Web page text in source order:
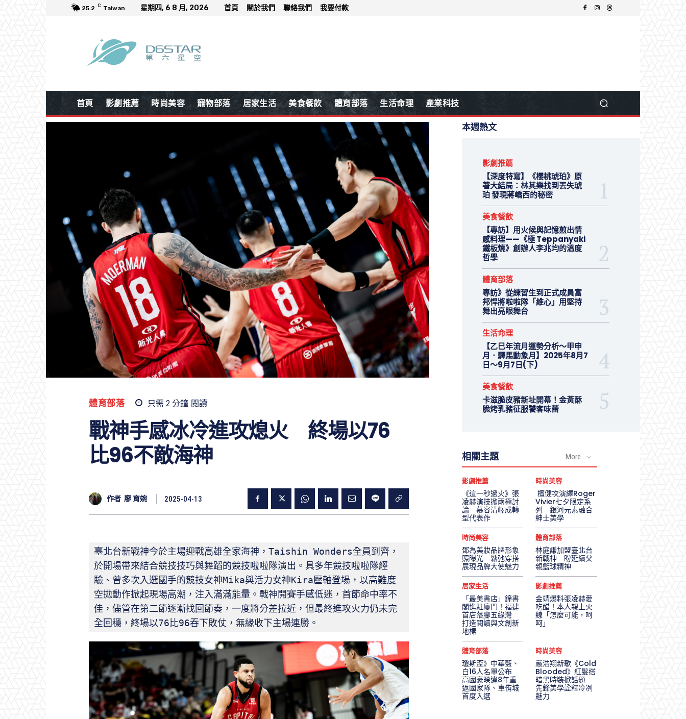
25.2 C Taiwan 星期四, 6 8 月, 2026 首頁 關於我們 聯絡我們 我要付款
首頁 影劇推薦 時尚美容 寵物部落 居家生活 美食餐飲 體育部落 生活命理 產業科技
體育部落 只需 2 分鐘 閱讀
戰神手感冰冷進攻熄火 終場以76
比96不敵海神
作者 廖 育婉 2025-04-13
臺北台新戰神今於主場迎戰高雄全家海神，Taishin Wonders全員到齊，
於開場帶來結合競技技巧與舞蹈的競技啦啦隊演出。具多年競技啦啦隊經
驗、曾多次入選國手的競技女神Mika與活力女神Kira壓軸登場，以高難度
空拋動作掀起現場高潮，注入滿滿能量。戰神開賽手感低迷，首節命中率不
佳，儘管在第二節逐漸找回節奏，一度將分差拉近，但最終進攻火力仍未完
全回穩，終場以76比96吞下敗仗，無緣收下主場連勝。
本週熱文
影劇推薦
【深度特寫】《櫻桃琥珀》原
著大結局：林其樂找到丟失琥
珀 發現蔣嶠西的秘密
美食餐飲
【專訪】用火候與記憶煎出情
感料理——《極 Teppanyaki
鐵板燒》創辦人李兆均的溫度
哲學
體育部落
專訪》從練習生到正式成員富
邦悍將啦啦隊「維心」用堅持
舞出亮眼舞台
生活命理
【乙巳年流月運勢分析～甲申
月．驛馬動象月】2025年8月7
日～9月7日(下)
美食餐飲
卡滋脆皮豬新址開幕！金黃酥
脆烤乳豬征服饕客味蕾
相關主題 More
影劇推薦
《這一秒過火》張
凌赫演技掀兩極討
論 慕容清嶧成轉
型代表作
時尚美容
檀健次演繹Roger
Vivier七夕限定系
列 銀河元素融合
紳士美學
時尚美容
鄧為美妝品牌形象
照曝光 鬆弛穿搭
展現品牌大使魅力
體育部落
林庭謙加盟臺北台
新戰神 盼延續父
親籃球精神
居家生活
「最美書店」鐘書
閣進駐廈門！福建
首店落腳五緣灣
打造閱讀與文創新
地標
影劇推薦
金靖爆料張凌赫愛
吃醋！本人親上火
線「怎麼可能，呵
呵」
體育部落
瓊斯盃》中華藍、
白16人名單公布
高國豪暌違8年重
返國家隊、車侑城
首度入選
時尚美容
嚴浩翔新歌《Cold
Blooded》紅髮搭
暗黑時裝掀話題
先鋒美學詮釋冷冽
魅力